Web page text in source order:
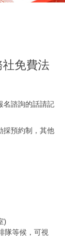
社免費法
名諮詢的話請記
採預約制，其他
)
隊等候，可視